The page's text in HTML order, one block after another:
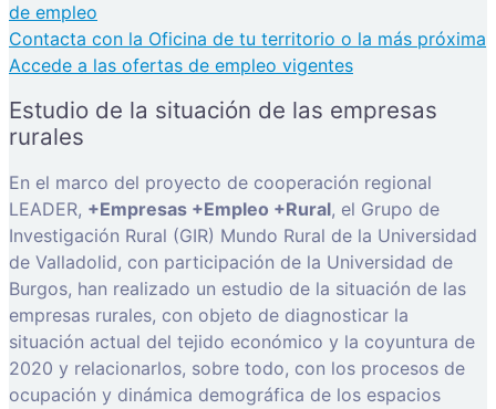
de empleo
Contacta con la Oficina de tu territorio o la más próxima
Accede a las ofertas de empleo vigentes
Estudio de la situación de las empresas
rurales
En el marco del proyecto de cooperación regional
LEADER, +Empresas +Empleo +Rural, el Grupo de
Investigación Rural (GIR) Mundo Rural de la Universidad
de Valladolid, con participación de la Universidad de
Burgos, han realizado un estudio de la situación de las
empresas rurales, con objeto de diagnosticar la
situación actual del tejido económico y la coyuntura de
2020 y relacionarlos, sobre todo, con los procesos de
ocupación y dinámica demográfica de los espacios